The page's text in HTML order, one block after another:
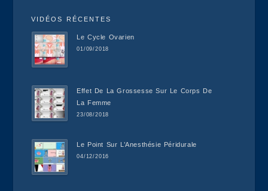
VIDÉOS RÉCENTES
Le Cycle Ovarien
01/09/2018
Effet De La Grossesse Sur Le Corps De
La Femme
23/08/2018
Le Point Sur L’Anesthésie Péridurale
04/12/2016